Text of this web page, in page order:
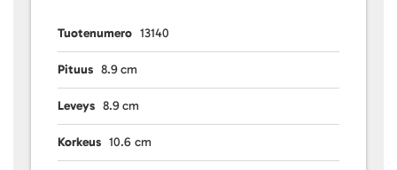
Tuotenumero 13140
Pituus 8.9 cm
Leveys 8.9 cm
Korkeus 10.6 cm